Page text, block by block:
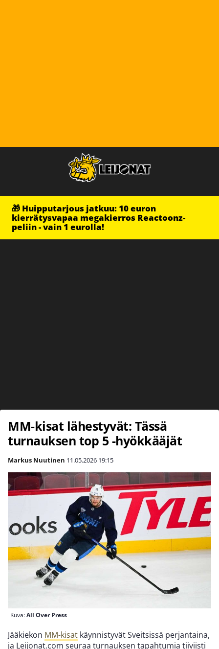
🎁 Huipputarjous jatkuu: 10 euron
kierrätysvapaa megakierros Reactoonz-
peliin - vain 1 eurolla!
MM-kisat lähestyvät: Tässä
turnauksen top 5 -hyökkääjät
Markus Nuutinen 11.05.2026 19:15
Kuva:All Over Press
Jääkiekon MM-kisat käynnistyvät Sveitsissä perjantaina,
ja Leijonat.com seuraa turnauksen tapahtumia tiiviisti